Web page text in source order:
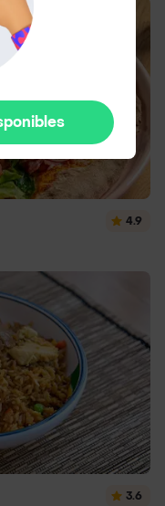
4.9
3.6